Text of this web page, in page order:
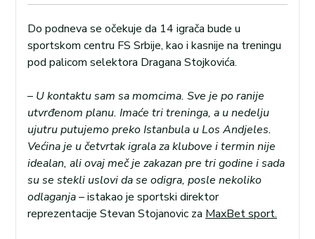
Do podneva se očekuje da 14 igrača bude u
sportskom centru FS Srbije, kao i kasnije na treningu
pod palicom selektora Dragana Stojkovića.
– U kontaktu sam sa momcima. Sve je po ranije
utvrđenom planu. Imaće tri treninga, a u nedelju
ujutru putujemo preko Istanbula u Los Andjeles.
Većina je u četvrtak igrala za klubove i termin nije
idealan, ali ovaj meč je zakazan pre tri godine i sada
su se stekli uslovi da se odigra, posle nekoliko
odlaganja– istakao je sportski direktor
reprezentacije Stevan Stojanovic za MaxBet sport.